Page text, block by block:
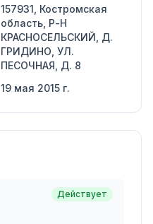
157931, Костромская
область, Р-Н
КРАСНОСЕЛЬСКИЙ, Д.
ГРИДИНО, УЛ.
ПЕСОЧНАЯ, Д. 8
19 мая 2015 г.
Действует